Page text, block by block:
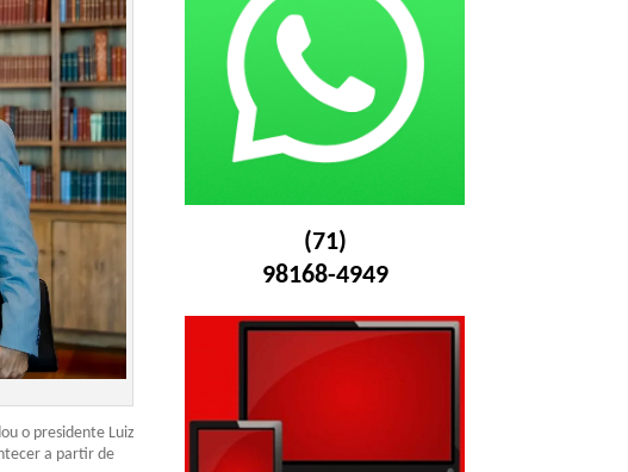
o presidente Luiz
a partir de
(71)
98168-4949